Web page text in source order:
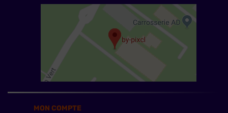
MON COMPTE